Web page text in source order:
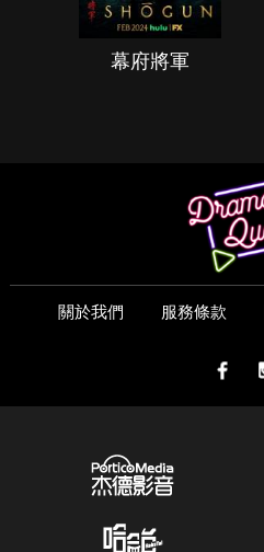
幕府將軍
關於我們 服務條款